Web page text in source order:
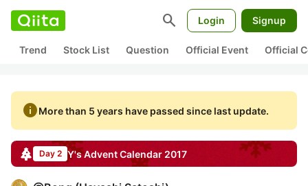
search Login Signup
Trend Stock List Question Official Event Official
infoMore than 5 years have passed since last update.
Day 2 Y'sAdvent Calendar 2017